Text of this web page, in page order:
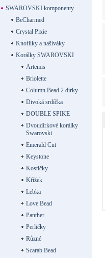
SWAROVSKI komponenty
BeCharmed
Crystal Pixie
Knoflíky a našíváky
Korálky SWAROVSKI
Artemis
Briolette
Column Bead 2 dírky
Divoká srdíčka
DOUBLE SPIKE
Dvoudírkové korálky
Swarovski
Emerald Cut
Keystone
Kostičky
Křížek
Lebka
Love Bead
Panther
Perličky
Různé
Scarab Bead